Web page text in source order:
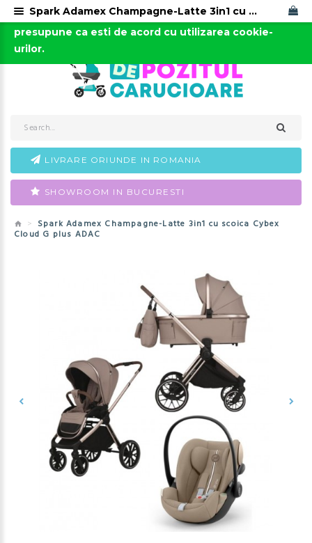
0723-666-005 / 0743-666-006
LIVRARE ORIUNDE IN ROMANIA
SHOWROOM IN BUCURESTI
Spark Adamex Champagne-Latte 3in1 cu scoica Cybex
Cloud G plus ADAC
Acest site foloseste cookies. Continuarea navigarii
presupune ca esti de acord cu utilizarea cookie-
urilor.
Spark Adamex Champagne-Latte 3in1 cu scoica Cybex Cloud G plus ADAC